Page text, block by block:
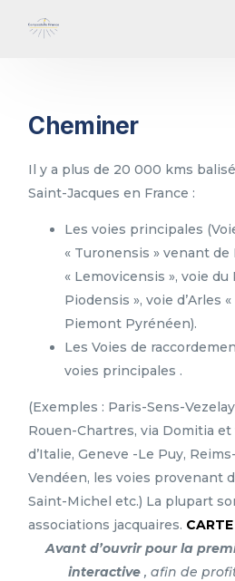
Cheminer
Il y a plus de 20 000 kms
Saint-Jacques en France :
Les voies principales
« Turonensis » venant de
« Lemovicensis », voie du
Piodensis », voie d’Arles
Piemont Pyrénéen).
Les Voies de
voies principales .
(Exemples : Paris-Sens-
Rouen-Chartres, via Domitia
d’Italie, Geneve -Le Puy,
Vendéen, les voies provenant
Saint-Michel etc.) La plupart
associations jacquaires.
Avant d’ouvrir pour la
interactive , afin de